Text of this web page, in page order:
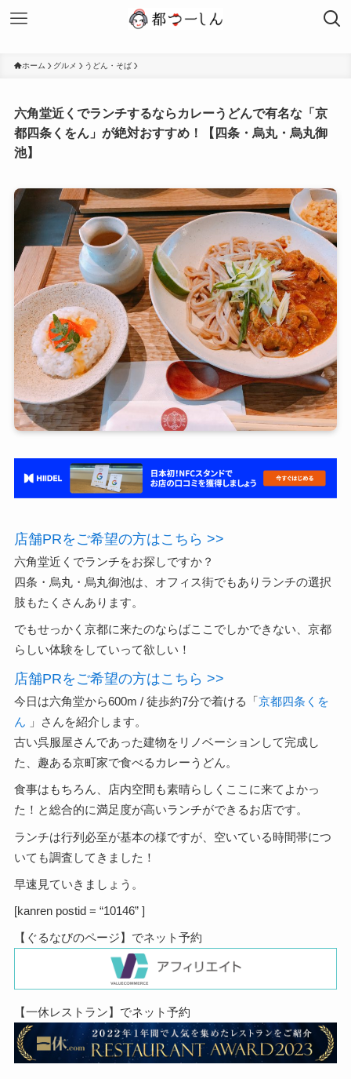
ホーム グルメ うどん・そば
六角堂近くでランチするならカレーうどんで有名な「京
都四条くをん」が絶対おすすめ！【四条・烏丸・烏丸御
池】
店舗PRをご希望の方はこちら >>
六角堂近くでランチをお探しですか？
四条・烏丸・烏丸御池は、オフィス街でもありランチの選択
肢もたくさんあります。
でもせっかく京都に来たのならばここでしかできない、京都
らしい体験をしていって欲しい！
店舗PRをご希望の方はこちら >>
今日は六角堂から600m / 徒歩約7分で着ける「 京都四条くを
ん 」さんを紹介します。
古い呉服屋さんであった建物をリノベーションして完成し
た、趣ある京町家で食べるカレーうどん。
食事はもちろん、店内空間も素晴らしくここに来てよかっ
た！と総合的に満足度が高いランチができるお店です。
ランチは行列必至が基本の様ですが、空いている時間帯につ
いても調査してきました！
早速見ていきましょう。
[kanren postid = “10146” ]
【ぐるなびのページ】でネット予約
【一休レストラン】でネット予約